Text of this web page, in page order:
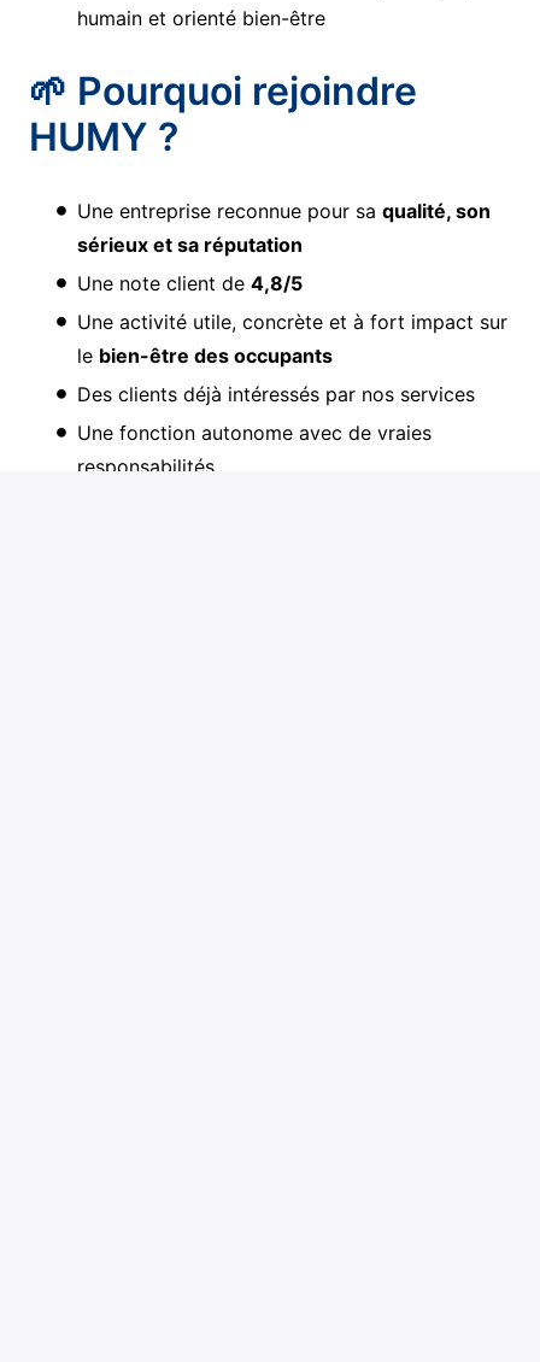
humain et orienté bien-être
🌱 Pourquoi rejoindre
HUMY ?
Une entreprise reconnue pour sa qualité, son
sérieux et sa réputation
Une note client de 4,8/5
Une activité utile, concrète et à fort impact sur
le bien-être des occupants
Des clients déjà intéressés par nos services
Une fonction autonome avec de vraies
responsabilités